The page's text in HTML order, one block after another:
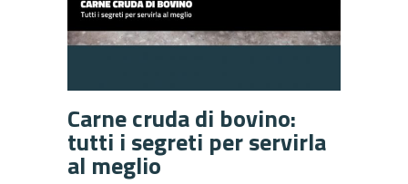
Carne cruda di bovino:
tutti i segreti per servirla
al meglio